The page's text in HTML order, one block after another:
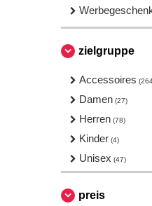
zielgruppe
Accessoires
Damen (27)
Herren (78)
Kinder (4)
Unisex (47)
preis